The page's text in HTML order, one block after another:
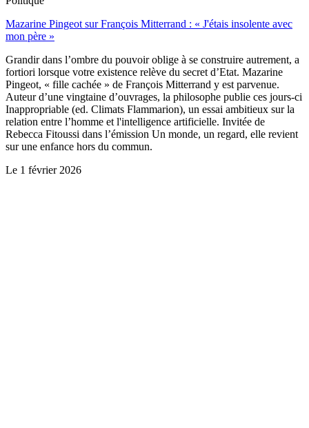
Mazarine Pingeot sur François Mitterrand : « J'étais insolente avec
mon père »
Grandir dans l’ombre du pouvoir oblige à se construire autrement, a
fortiori lorsque votre existence relève du secret d’Etat. Mazarine
Pingeot, « fille cachée » de François Mitterrand y est parvenue.
Auteur d’une vingtaine d’ouvrages, la philosophe publie ces jours-ci
Inappropriable (ed. Climats Flammarion), un essai ambitieux sur la
relation entre l’homme et l'intelligence artificielle. Invitée de
Rebecca Fitoussi dans l’émission Un monde, un regard, elle revient
sur une enfance hors du commun.
Le 1 février 2026